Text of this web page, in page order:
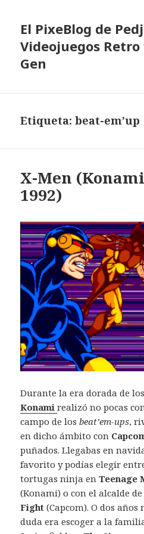
El PixeBlog de
Videojuegos
Gen
Etiqueta:beat-em’up
X-Men
1992)
Durante la era dorada de
Konami realizó no pocas
campo de losbeat’em-ups,
en dicho ámbito con
puñados. Llegabas en
favorito y podías elegir
tortugas ninja enTeenage
(Konami) o con el alcalde
Fight (Capcom). O dos
duda era escoger a la